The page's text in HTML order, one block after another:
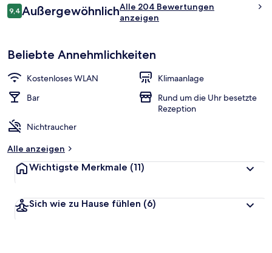
231 €.
Bewertungen
9,49,4 von 10.
AußergewöhnlichAlle 204 Bewertungen
anzeigen
Beliebte Annehmlichkeiten
Kostenloses WLAN
Klimaanlage
Bar
Rund um die Uhr besetzte
Rezeption
Nichtraucher
Alle anzeigen
Wichtigste Merkmale (11)
Sich wie zu Hause fühlen (6)